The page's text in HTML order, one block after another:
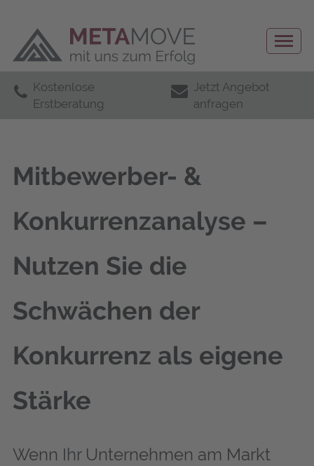
Kostenlose
Erstberatung
Jetzt Angebot
anfragen
Mitbewerber- &
Konkurrenzanalyse –
Nutzen Sie die
Schwächen der
Konkurrenz als eigene
Stärke
Wenn Ihr Unternehmen am Markt